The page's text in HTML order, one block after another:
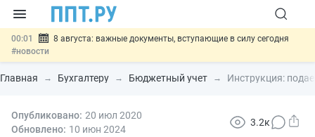
00:01
8 августа: важные документы, вступающие в силу сегодня
#новости
07.08 Подписан закон о блокировке продажи опасных товаров через
«Честный знак»#новости
07.08 Госпошлину за устранение ошибок в документах предлагают
отменить#новости
Главная Бухгалтеру Бюджетный учет Инструкция:
Опубликовано: 20 июл 2020
Обновлено: 10 июн 2024
3.2к